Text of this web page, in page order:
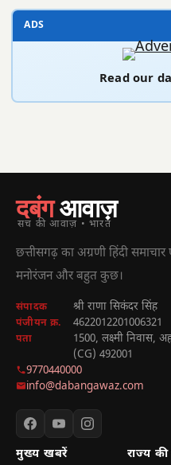
ADS
Read our
दबंगआवाज़
सच की आवाज़ • भारत
छत्तीसगढ़ का अग्रणी हिंदी
मनोरंजन और बहुत कुछ।
संपादक श्री राणा सिकंदर सिंह
पंजीयन क्र. 4622012201006321
पता
1500, लक्ष्मी निवास,
(CG) 492001
9770440000
info@dabangawaz.com
मुख्य खबरें राज्य